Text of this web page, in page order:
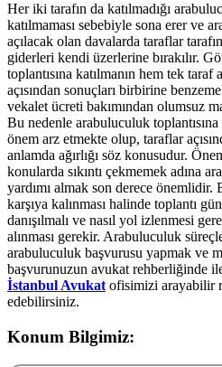
Her iki tarafın da katılmadığı
katılmaması sebebiyle sona erer ve
açılacak olan davalarda taraflar
giderleri kendi üzerlerine bırakılır.
toplantısına katılmanın hem tek taraf
açısından sonuçları birbirine
vekalet ücreti bakımından olumsuz
Bu nedenle arabuluculuk toplantısına
önem arz etmekte olup, taraflar
anlamda ağırlığı söz konusudur.
konularda sıkıntı çekmemek adına
yardımı almak son derece
karşıya kalınması halinde toplantı
danışılmalı ve nasıl yol izlenmesi
alınması gerekir. Arabuluculuk
arabuluculuk başvurusu yapmak ve
başvurunuzun avukat rehberliğinde
İstanbul Avukat ofisimizi arayabilir
edebilirsiniz.
Konum Bilgimiz: